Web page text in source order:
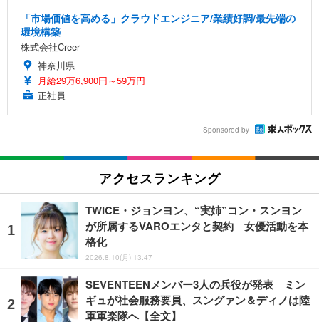
「市場価値を高める」クラウドエンジニア/業績好調/最先端の
環境構築
株式会社Creer
神奈川県
月給29万6,900円～59万円
正社員
Sponsored by
アクセスランキング
TWICE・ジョンヨン、“実姉”コン・スンヨン
が所属するVAROエンタと契約 女優活動を本
格化
2026.8.10(月) 13:47
SEVENTEENメンバー3人の兵役が発表 ミン
ギュが社会服務要員、スングァン＆ディノは陸
軍軍楽隊へ【全文】